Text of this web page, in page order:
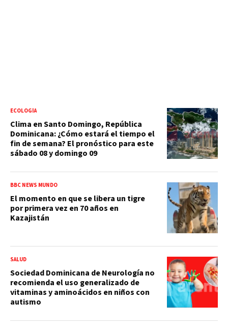
ECOLOGÍA
Clima en Santo Domingo, República
Dominicana: ¿Cómo estará el tiempo el
fin de semana? El pronóstico para este
sábado 08 y domingo 09
BBC NEWS MUNDO
El momento en que se libera un tigre
por primera vez en 70 años en
Kazajistán
SALUD
Sociedad Dominicana de Neurología no
recomienda el uso generalizado de
vitaminas y aminoácidos en niños con
autismo